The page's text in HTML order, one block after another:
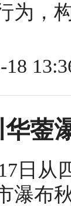
为，
18
华蓥
日从
瀑布